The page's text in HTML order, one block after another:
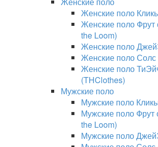
Женские поло
Женские поло
the Loom)
Женские поло
Женские поло Солс
Женские поло
(THClothes)
Мужские поло
Мужские поло
Мужские поло
the Loom)
Мужские поло